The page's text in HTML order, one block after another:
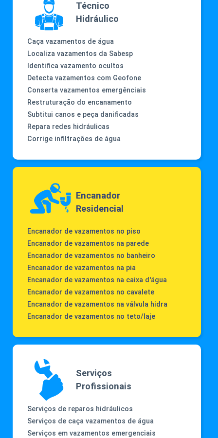
Técnico
Hidráulico
Caça vazamentos de água
Localiza vazamentos da Sabesp
Identifica vazamento ocultos
Detecta vazamentos com Geofone
Conserta vazamentos emergênciais
Restruturação do encanamento
Subtitui canos e peça danificadas
Repara redes hidráulicas
Corrige infiltrações de água
Encanador
Residencial
Encanador de vazamentos no piso
Encanador de vazamentos na parede
Encanador de vazamentos no banheiro
Encanador de vazamentos na pia
Encanador de vazamentos na caixa d'água
Encanador de vazamentos no cavalete
Encanador de vazamentos na válvula hidra
Encanador de vazamentos no teto/laje
Serviços
Profissionais
Serviços de reparos hidráulicos
Serviços de caça vazamentos de água
Serviços em vazamentos emergenciais